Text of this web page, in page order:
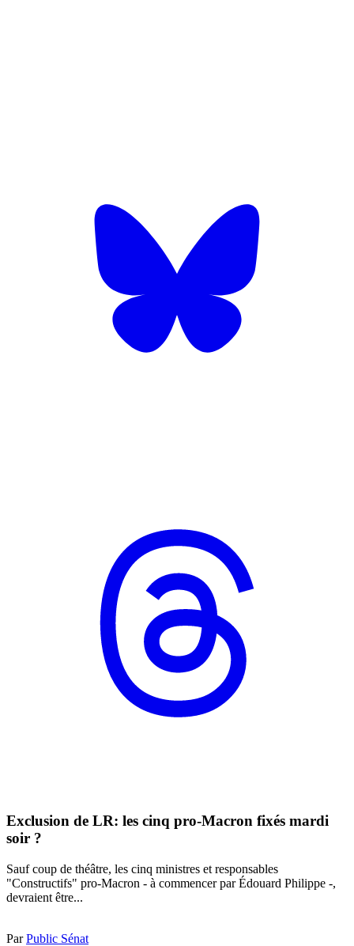
Exclusion de LR: les cinq pro-Macron fixés mardi
soir ?
Sauf coup de théâtre, les cinq ministres et responsables
"Constructifs" pro-Macron - à commencer par Édouard Philippe -,
devraient être...
ParPublic Sénat